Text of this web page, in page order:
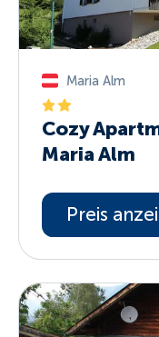
Maria Alm
Cozy
Maria Alm
Preis